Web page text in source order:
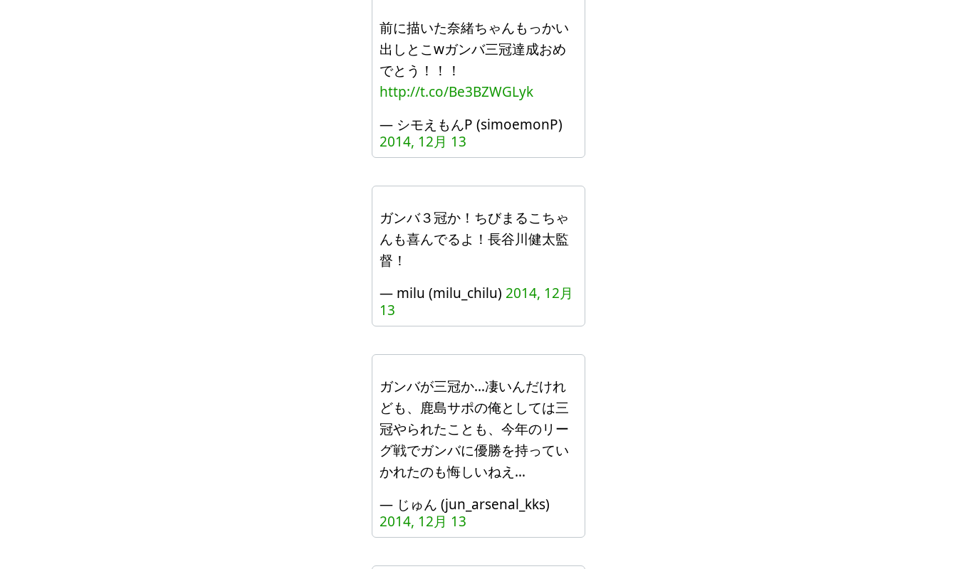
前に描いた奈緒ちゃんもっかい
出しとこwガンバ三冠達成おめ
でとう！！！
http://t.co/Be3BZWGLyk
— シモえもんP (simoemonP)
2014, 12月 13
ガンバ３冠か！ちびまるこちゃ
んも喜んでるよ！長谷川健太監
督！
— milu (milu_chilu) 2014, 12月
13
ガンバが三冠か…凄いんだけれ
ども、鹿島サポの俺としては三
冠やられたことも、今年のリー
グ戦でガンバに優勝を持ってい
かれたのも悔しいねえ…
— じゅん (jun_arsenal_kks)
2014, 12月 13